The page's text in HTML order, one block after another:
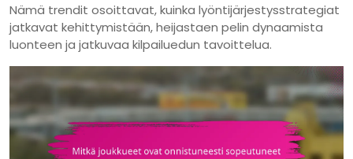
Nämä trendit osoittavat, kuinka lyöntijärjestysstrategiat
jatkavat kehittymistään, heijastaen pelin dynaamista
luonteen ja jatkuvaa kilpailuedun tavoittelua.